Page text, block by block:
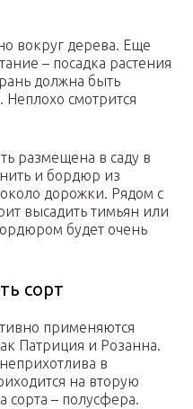
вокруг дерева. Еще
– посадка растения
должна быть
смотрится
размещена в саду в
и бордюр из
дорожки. Рядом с
высадить тимьян или
будет очень
сорт
применяются
Патриция и Розанна.
в
на вторую
сорта – полусфера.